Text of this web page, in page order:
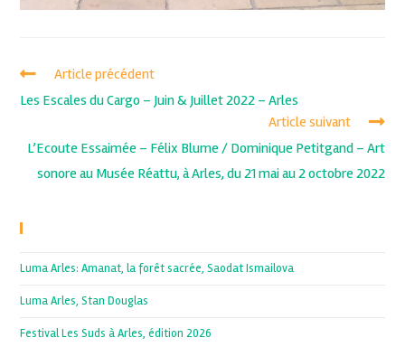
Article précédent
Les Escales du Cargo – Juin & Juillet 2022 – Arles
Article suivant
L’Ecoute Essaimée – Félix Blume / Dominique Petitgand – Art
sonore au Musée Réattu, à Arles, du 21 mai au 2 octobre 2022
Luma Arles: Amanat, la forêt sacrée, Saodat Ismailova
Luma Arles, Stan Douglas
Festival Les Suds à Arles, édition 2026